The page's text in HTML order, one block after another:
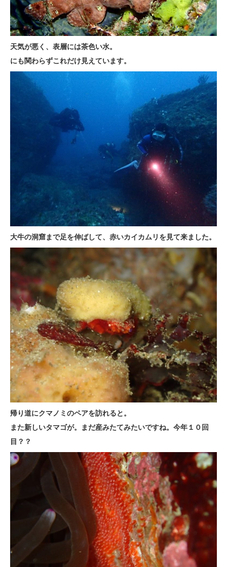
天気が悪く、表層には茶色い水。
にも関わらずこれだけ見えています。
大牛の洞窟まで足を伸ばして、赤いカイカムリを見て来ました。
帰り道にクマノミのペアを訪れると。
また新しいタマゴが。まだ産みたてみたいですね。今年１０回
目？？